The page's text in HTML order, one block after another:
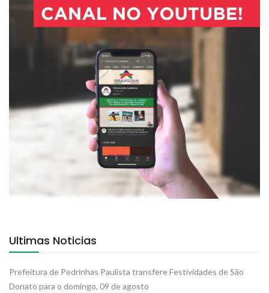
Ultimas Noticias
Prefeitura de Pedrinhas Paulista transfere Festividades de São
Donato para o domingo, 09 de agosto